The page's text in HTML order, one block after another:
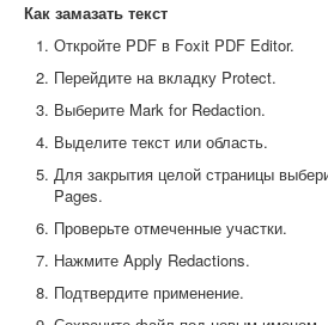
Как замазать текст
Откройте PDF в Foxit PDF Editor.
Перейдите на вкладку Protect.
Выберите Mark for Redaction.
Выделите текст или область.
Для закрытия целой страницы
Pages.
Проверьте отмеченные участки.
Нажмите Apply Redactions.
Подтвердите применение.